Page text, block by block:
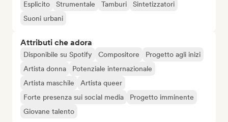
Esplicito
Strumentale Tamburi
Sintetizzatori
Suoni urbani
Attributi che adora
Disponibile su Spotify Compositore
Progetto agli inizi
Artista donna
Potenziale internazionale
Artista maschile
Artista queer
Forte presenza sui social media
Progetto imminente
Giovane talento